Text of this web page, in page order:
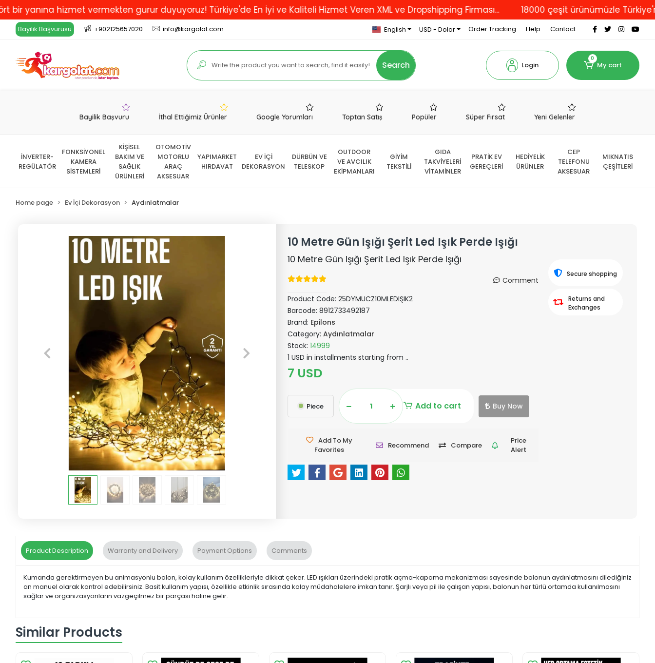
hizmet vermekten gurur duyuyoruz! Türkiye'de En İyi ve Kaliteli Hizmet Veren XML ve Dropshipping Firması... 18000 çeşit ürünümüzle Türkiye'nin
Bayilik Başvurusu +902125657020 info@kargolat.com English USD - Dolar Order Tracking Help Contact
Search Login
0
My cart
Bayilik Başvuru İthal Ettiğimiz Ürünler Google Yorumları Toptan Satış Popüler Süper Fırsat Yeni Gelenler
İNVERTER-
REGÜLATÖR
FONKSİYONEL
KAMERA
SİSTEMLERİ
KİŞİSEL
BAKIM VE
SAĞLIK
ÜRÜNLERİ
OTOMOTİV
MOTORLU
ARAÇ
AKSESUAR
YAPIMARKET
HIRDAVAT
EV İÇİ
DEKORASYON
DÜRBÜN VE
TELESKOP
OUTDOOR
VE AVCILIK
EKİPMANLARI
GİYİM
TEKSTİLİ
GIDA
TAKVİYELERİ
VİTAMİNLER
PRATİK EV
GEREÇLERİ
HEDİYELİK
ÜRÜNLER
CEP
TELEFONU
AKSESUAR
MIKNATIS
ÇEŞİTLERİ
Home page Ev İçi Dekorasyon Aydınlatmalar
10 Metre Gün Işığı Şerit Led Işık Perde Işığı
10 Metre Gün Işığı Şerit Led Işık Perde Işığı
Comment
Product Code:25DYMUCZ10MLEDIŞIK2
Barcode:8912733492187
Brand: Epilons
Category:Aydınlatmalar
Stock:14999
1 USD in installments starting from ..
7 USD
Piece Add to cart Buy Now
Add To My
Favorites
Recommend Compare
Price
Alert
Secure shopping
Returns and
Exchanges
Product Description Warranty and Delivery Payment Options Comments
Kumanda gerektirmeyen bu animasyonlu balon, kolay kullanım özellikleriyle dikkat çeker. LED ışıkları üzerindeki pratik açma-kapama mekanizması sayesinde balonun aydınlatmasını dilediğiniz
an manuel olarak kontrol edebilirsiniz. Basit kullanım yapısı, özellikle etkinlik sırasında kolay müdahalelere imkan tanır. Şarjlı veya pil ile çalışan yapısı, balonun her türlü ortamda kullanılmasını
sağlar ve organizasyonların vazgeçilmez bir parçası haline gelir.
Similar Products